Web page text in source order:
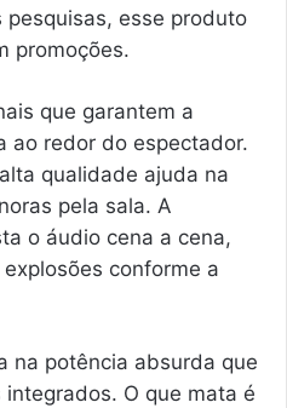
esse produto
promoções.
que garantem a
ao redor do espectador.
qualidade ajuda na
pela sala. A
o áudio cena a cena,
conforme a
na potência absurda que
O que mata é